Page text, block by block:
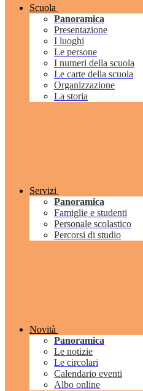
Scuola
Panoramica
Presentazione
I luoghi
Le persone
I numeri della scuola
Le carte della scuola
Organizzazione
La storia
Servizi
Panoramica
Famiglie e studenti
Personale scolastico
Percorsi di studio
Novità
Panoramica
Le notizie
Le circolari
Calendario eventi
Albo online